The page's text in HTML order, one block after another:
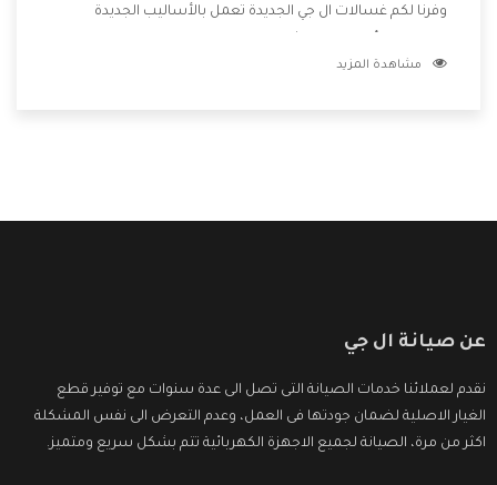
وفرنا لكم غسالات ال جي الجديدة تعمل بالأساليب الجديدة
بشراء المنتج وتقدم لنا الشركة أفضل الاسعار المناسبة للعملاء
مشاهدة المزيد
عن صيانة ال جي
نقدم لعملائنا خدمات الصيانة التى تصل الى عدة سنوات مع توفير قطع
الغيار الاصلية لضمان جودتها فى العمل، وعدم التعرض الى نفس المشكلة
اكثر من مرة، الصيانة لجميع الاجهزة الكهربائية تتم بشكل سريع ومتميز.